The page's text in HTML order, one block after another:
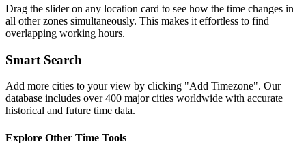
Drag the slider on any location card to see how the time changes in
all other zones simultaneously. This makes it effortless to find
overlapping working hours.
Smart Search
Add more cities to your view by clicking "Add Timezone". Our
database includes over 400 major cities worldwide with accurate
historical and future time data.
Explore Other Time Tools